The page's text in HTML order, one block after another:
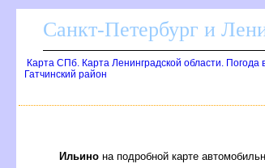
Санкт-Петербург и
Карта СПб. Карта Ленинградской области.
Гатчинский район
Ильино на подробной карте